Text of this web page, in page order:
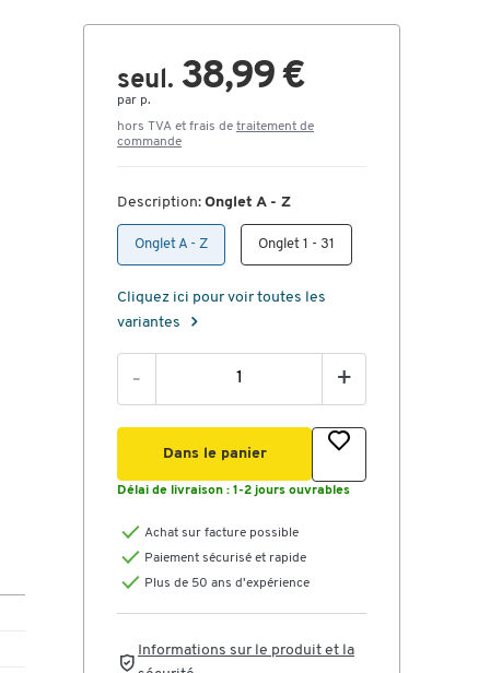
seul. 38,99 €
par p.
hors TVA et frais de traitement de
commande
Description: Onglet A - Z
Onglet A - Z Onglet 1 - 31
Cliquez ici pour voir toutes les
variantes
- +
Dans le panier
Délai de livraison : 1-2 jours ouvrables
Achat sur facture possible
Paiement sécurisé et rapide
Plus de 50 ans d'expérience
Informations sur le produit et la